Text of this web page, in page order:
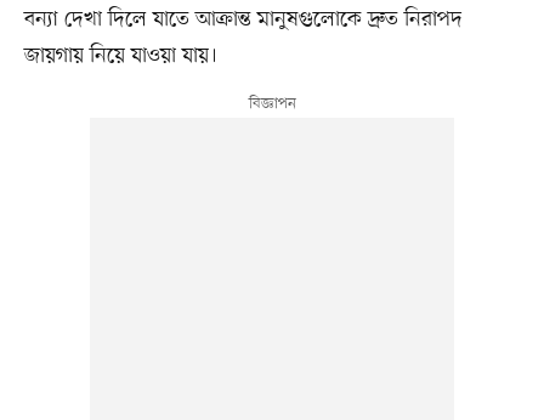
বন্যা দেখা দিলে যাতে আক্রান্ত মানুষগুলোকে দ্রুত নিরাপদ
জায়গায় নিয়ে যাওয়া যায়।